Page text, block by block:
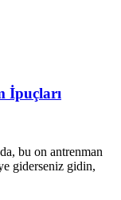
İpuçları
bu on antrenman
giderseniz gidin,